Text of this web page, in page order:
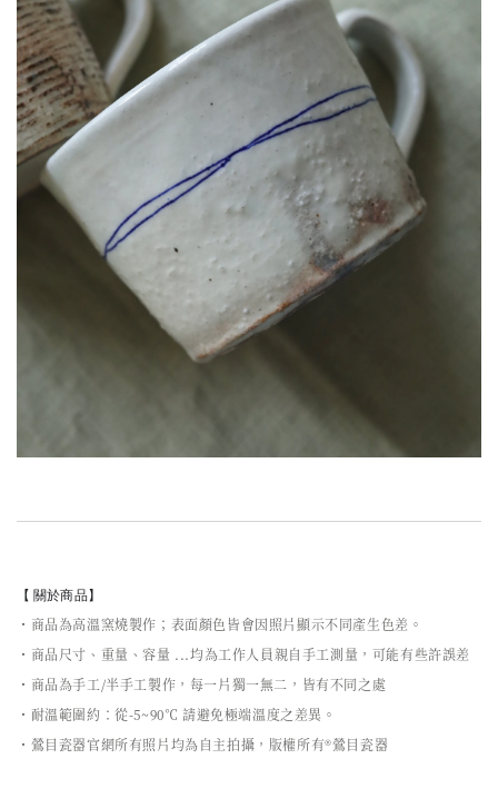
【 關於商品】
・商品為高溫窯燒製作；表面顏色皆會因照片顯示不同產生色差。
・商品尺寸、重量、容量 ...均為工作人員親自手工測量，可能有些許誤差
・商品為手工/半手工製作，每一片獨一無二，皆有不同之處
・耐溫範圍約：從-5~90℃ 請避免極端溫度之差異。
・鶯目瓷器官網所有照片均為自主拍攝，版權所有®鶯目瓷器